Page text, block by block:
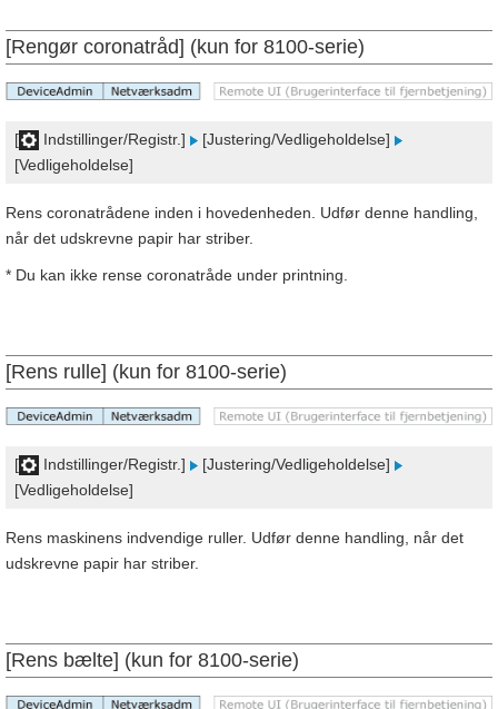
[Rengør coronatråd] (kun for 8100-serie)
[ Indstillinger/Registr.]
[Justering/Vedligeholdelse]
[Vedligeholdelse]
Rens coronatrådene inden i hovedenheden. Udfør denne handling,
når det udskrevne papir har striber.
* Du kan ikke rense coronatråde under printning.
[Rens rulle] (kun for 8100-serie)
[ Indstillinger/Registr.]
[Justering/Vedligeholdelse]
[Vedligeholdelse]
Rens maskinens indvendige ruller. Udfør denne handling, når det
udskrevne papir har striber.
[Rens bælte] (kun for 8100-serie)